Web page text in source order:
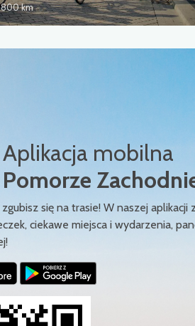
km
Aplikacja mobilna
Pomorze
się na trasie! W naszej aplikacji
ciekawe miejsca i wydarzenia,